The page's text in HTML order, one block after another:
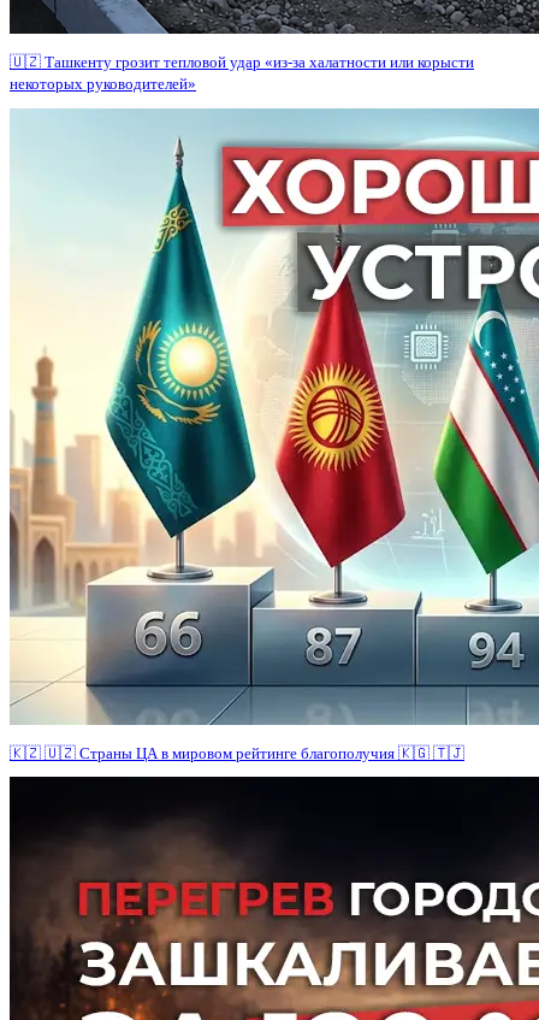
🇺🇿 Ташкенту грозит тепловой удар «из-за халатности или корысти
некоторых руководителей»
🇰🇿 🇺🇿 Страны ЦА в мировом рейтинге благополучия 🇰🇬 🇹🇯